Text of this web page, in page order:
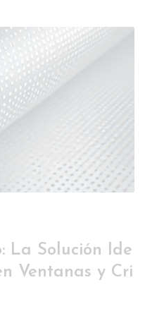
La Solución Ide
Ventanas y Cri